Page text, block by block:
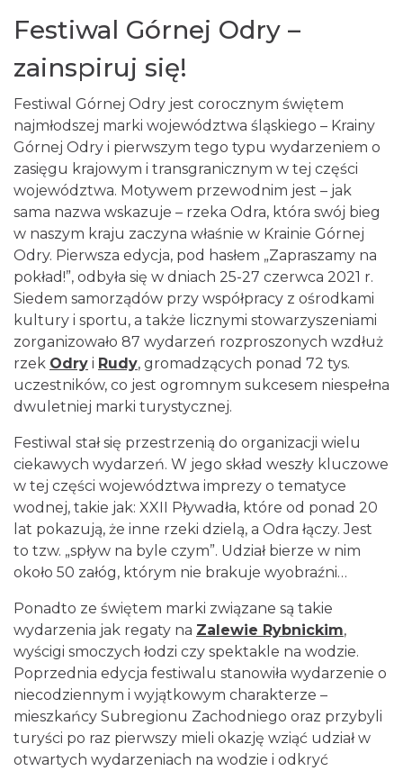
Festiwal Górnej Odry –
zainspiruj się!
Festiwal Górnej Odry jest corocznym świętem
najmłodszej marki województwa śląskiego – Krainy
Górnej Odry i pierwszym tego typu wydarzeniem o
zasięgu krajowym i transgranicznym w tej części
województwa. Motywem przewodnim jest – jak
sama nazwa wskazuje – rzeka Odra, która swój bieg
w naszym kraju zaczyna właśnie w Krainie Górnej
Odry. Pierwsza edycja, pod hasłem „Zapraszamy na
pokład!”, odbyła się w dniach 25-27 czerwca 2021 r.
Siedem samorządów przy współpracy z ośrodkami
kultury i sportu, a także licznymi stowarzyszeniami
zorganizowało 87 wydarzeń rozproszonych wzdłuż
rzek Odry i Rudy, gromadzących ponad 72 tys.
uczestników, co jest ogromnym sukcesem niespełna
dwuletniej marki turystycznej.
Festiwal stał się przestrzenią do organizacji wielu
ciekawych wydarzeń. W jego skład weszły kluczowe
w tej części województwa imprezy o tematyce
wodnej, takie jak: XXII Pływadła, które od ponad 20
lat pokazują, że inne rzeki dzielą, a Odra łączy. Jest
to tzw. „spływ na byle czym”. Udział bierze w nim
około 50 załóg, którym nie brakuje wyobraźni…
Ponadto ze świętem marki związane są takie
wydarzenia jak regaty na Zalewie Rybnickim,
wyścigi smoczych łodzi czy spektakle na wodzie.
Poprzednia edycja festiwalu stanowiła wydarzenie o
niecodziennym i wyjątkowym charakterze –
mieszkańcy Subregionu Zachodniego oraz przybyli
turyści po raz pierwszy mieli okazję wziąć udział w
otwartych wydarzeniach na wodzie i odkryć